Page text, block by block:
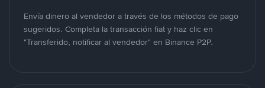
Envía dinero al vendedor a través de los métodos de pago
sugeridos. Completa la transacción fiat y haz clic en
"Transferido, notificar al vendedor" en Binance P2P.